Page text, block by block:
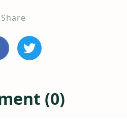
Share
(0)